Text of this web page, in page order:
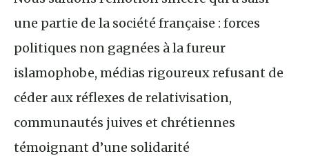
une partie de la société française : forces
politiques non gagnées à la fureur
islamophobe, médias rigoureux refusant de
céder aux réflexes de relativisation,
communautés juives et chrétiennes
témoignant d’une solidarité